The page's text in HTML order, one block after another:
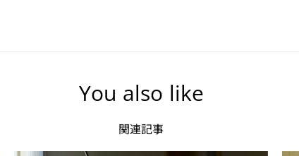
You also like
関連記事